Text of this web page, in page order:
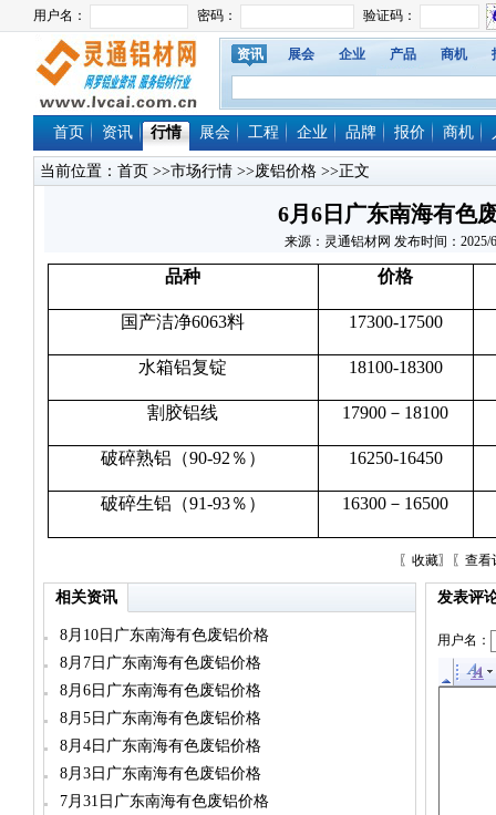
资讯 展会 企业 产品 商机
首页 资讯 行情 展会 工程 企业 品牌 报价 商机
当前位置： 首页 >>市场行情 >>废铝价格 >>正文
6月6日广东南海有色
来源：灵通铝材网 发布时间：2025/
品种 价格
国产洁净6063料 17300-17500
水箱铝复锭 18100-18300
割胶铝线 17900－18100
破碎熟铝（90-92％） 16250-16450
破碎生铝（91-93％） 16300－16500
〖 收藏〗〖 查看
相关资讯
8月10日广东南海有色废铝价格
8月7日广东南海有色废铝价格
8月6日广东南海有色废铝价格
8月5日广东南海有色废铝价格
8月4日广东南海有色废铝价格
8月3日广东南海有色废铝价格
7月31日广东南海有色废铝价格
发表评
用户名：